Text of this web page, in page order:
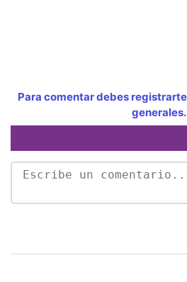
Para comentar debes
generales.